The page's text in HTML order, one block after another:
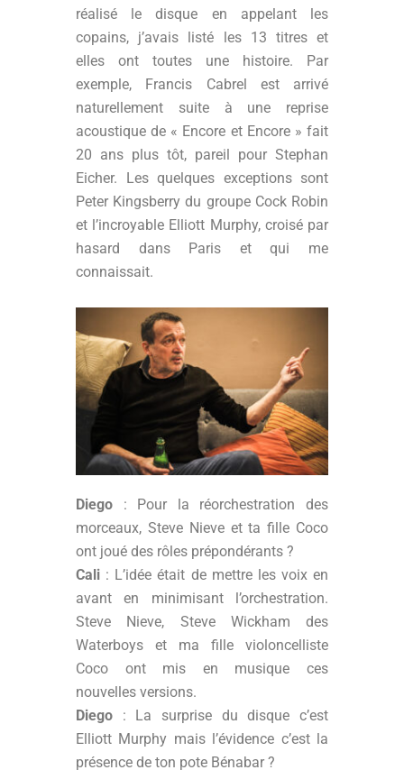
réalisé le disque en appelant les
copains, j’avais listé les 13 titres et
elles ont toutes une histoire. Par
exemple, Francis Cabrel est arrivé
naturellement suite à une reprise
acoustique de « Encore et Encore » fait
20 ans plus tôt, pareil pour Stephan
Eicher. Les quelques exceptions sont
Peter Kingsberry du groupe Cock Robin
et l’incroyable Elliott Murphy, croisé par
hasard dans Paris et qui me
connaissait.
Diego : Pour la réorchestration des
morceaux, Steve Nieve et ta fille Coco
ont joué des rôles prépondérants ?
Cali : L’idée était de mettre les voix en
avant en minimisant l’orchestration.
Steve Nieve, Steve Wickham des
Waterboys et ma fille violoncelliste
Coco ont mis en musique ces
nouvelles versions.
Diego : La surprise du disque c’est
Elliott Murphy mais l’évidence c’est la
présence de ton pote Bénabar ?